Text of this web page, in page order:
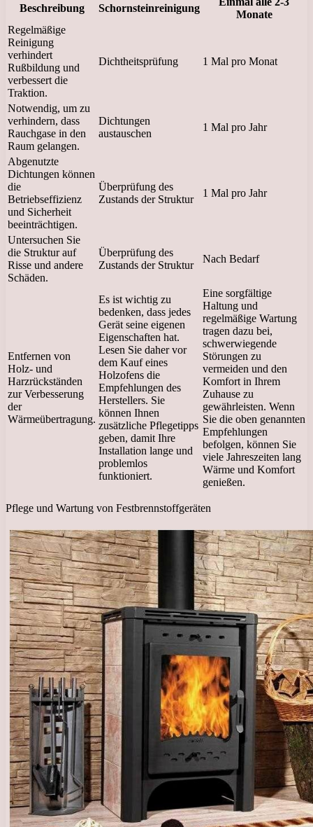
Beschreibung Schornsteinreinigung
Monate
Regelmäßige
Reinigung
verhindert
Rußbildung und
verbessert die
Traktion.
Dichtheitsprüfung 1 Mal pro Monat
Notwendig, um zu
verhindern, dass
Rauchgase in den
Raum gelangen.
Dichtungen
austauschen
1 Mal pro Jahr
Abgenutzte
Dichtungen können
die
Betriebseffizienz
und Sicherheit
beeinträchtigen.
Überprüfung des
Zustands der Struktur
1 Mal pro Jahr
Untersuchen Sie
die Struktur auf
Risse und andere
Schäden.
Überprüfung des
Zustands der Struktur
Nach Bedarf
Entfernen von
Holz- und
Harzrückständen
zur Verbesserung
der
Wärmeübertragung.
Es ist wichtig zu
bedenken, dass jedes
Gerät seine eigenen
Eigenschaften hat.
Lesen Sie daher vor
dem Kauf eines
Holzofens die
Empfehlungen des
Herstellers. Sie
können Ihnen
zusätzliche Pflegetipps
geben, damit Ihre
Installation lange und
problemlos
funktioniert.
Eine sorgfältige
Haltung und
regelmäßige Wartung
tragen dazu bei,
schwerwiegende
Störungen zu
vermeiden und den
Komfort in Ihrem
Zuhause zu
gewährleisten. Wenn
Sie die oben genannten
Empfehlungen
befolgen, können Sie
viele Jahreszeiten lang
Wärme und Komfort
genießen.
Pflege und Wartung von Festbrennstoffgeräten